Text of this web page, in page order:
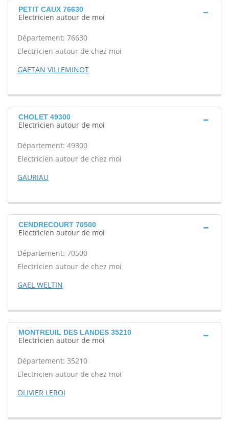
PETIT CAUX 76630
Electricien autour de moi
Département: 76630
Electricien autour de chez moi
GAETAN VILLEMINOT
CHOLET 49300
Electricien autour de moi
Département: 49300
Electricien autour de chez moi
GAURIAU
CENDRECOURT 70500
Electricien autour de moi
Département: 70500
Electricien autour de chez moi
GAEL WELTIN
MONTREUIL DES LANDES 35210
Electricien autour de moi
Département: 35210
Electricien autour de chez moi
OLIVIER LEROI